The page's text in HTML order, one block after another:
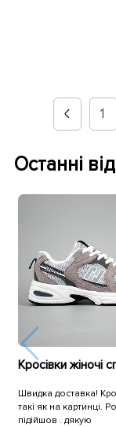
1
Останні
Швидка доставка!
такі як на картинці.
підійшов . дякую